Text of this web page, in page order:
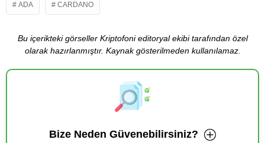
ADA CARDANO
Bu içerikteki görseller Kriptofoni editoryal ekibi tarafından özel
olarak hazırlanmıştır. Kaynak gösterilmeden kullanılamaz.
Bize Neden Güvenebilirsiniz?